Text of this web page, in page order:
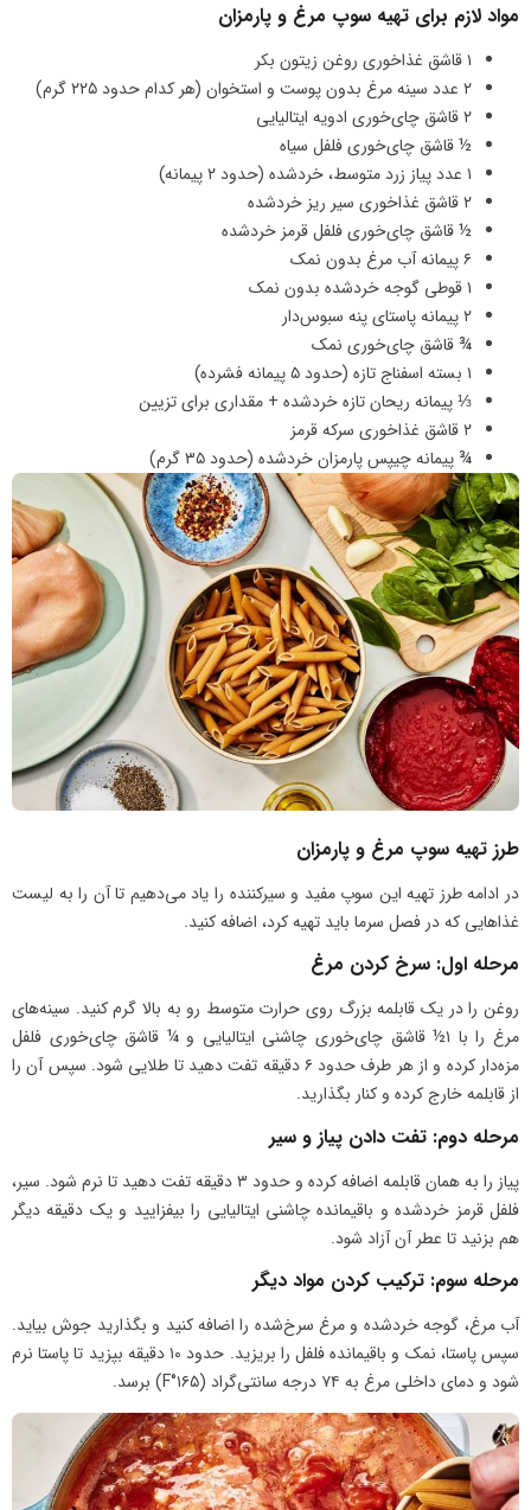
مواد لازم برای تهیه سوپ مرغ و پارمزان
۱ قاشق غذاخوری روغن زیتون بکر
۲ عدد سینه مرغ بدون پوست و استخوان (هر کدام حدود ۲۲۵ گرم)
۲ قاشق چای‌خوری ادویه ایتالیایی
½ قاشق چای‌خوری فلفل سیاه
۱ عدد پیاز زرد متوسط، خردشده (حدود ۲ پیمانه)
۲ قاشق غذاخوری سیر ریز خردشده
½ قاشق چای‌خوری فلفل قرمز خردشده
۶ پیمانه آب مرغ بدون نمک
۱ قوطی گوجه خردشده بدون نمک
۲ پیمانه پاستای پنه سبوس‌دار
¾ قاشق چای‌خوری نمک
۱ بسته اسفناج تازه (حدود ۵ پیمانه فشرده)
⅓ پیمانه ریحان تازه خردشده + مقداری برای تزیین
۲ قاشق غذاخوری سرکه قرمز
¾ پیمانه چیپس پارمزان خردشده (حدود ۳۵ گرم)
طرز تهیه سوپ مرغ و پارمزان
در ادامه طرز تهیه این سوپ مفید و سیرکننده را یاد می‌دهیم تا آن را به لیست
غذاهایی که در فصل سرما باید تهیه کرد، اضافه کنید.
مرحله اول: سرخ کردن مرغ
روغن را در یک قابلمه بزرگ روی حرارت متوسط رو به بالا گرم کنید. سینه‌های
مرغ را با ۱½ قاشق چای‌خوری چاشنی ایتالیایی و ¼ قاشق چای‌خوری فلفل
مزه‌دار کرده و از هر طرف حدود ۶ دقیقه تفت دهید تا طلایی شود. سپس آن را
از قابلمه خارج کرده و کنار بگذارید.
مرحله دوم: تفت دادن پیاز و سیر
پیاز را به همان قابلمه اضافه کرده و حدود ۳ دقیقه تفت دهید تا نرم شود. سیر،
فلفل قرمز خردشده و باقیمانده چاشنی ایتالیایی را بیفزایید و یک دقیقه دیگر
هم بزنید تا عطر آن آزاد شود.
مرحله سوم: ترکیب کردن مواد دیگر
آب مرغ، گوجه خردشده و مرغ سرخ‌شده را اضافه کنید و بگذارید جوش بیاید.
سپس پاستا، نمک و باقیمانده فلفل را بریزید. حدود ۱۰ دقیقه بپزید تا پاستا نرم
شود و دمای داخلی مرغ به ۷۴ درجه سانتی‌گراد (۱۶۵°F) برسد.